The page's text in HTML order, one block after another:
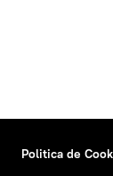
Politica de